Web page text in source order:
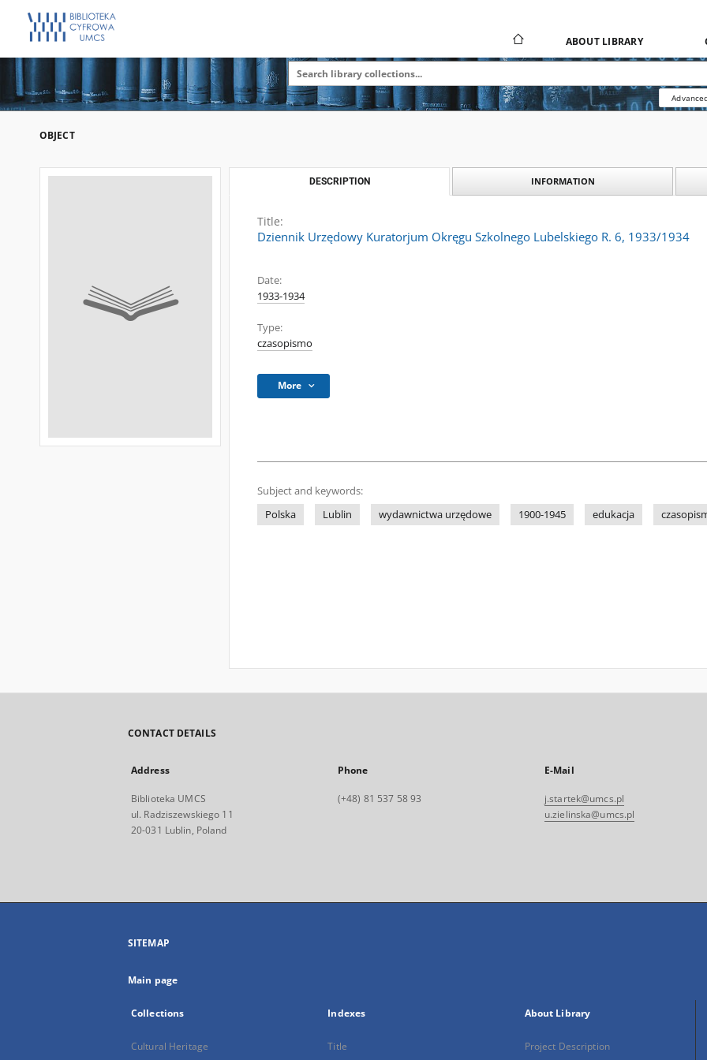
ABOUT LIBRARY
OBJECT
DESCRIPTION INFORMATION
Title:
Dziennik Urzędowy Kuratorjum Okręgu Szkolnego Lubelskiego R. 6, 1933/1934
Date:
1933-1934
Type:
czasopismo
More
Subject and keywords:
Polska
Lublin wydawnictwa urzędowe 1900-1945 edukacja
CONTACT DETAILS
Address
Biblioteka UMCS
ul. Radziszewskiego 11
20-031 Lublin, Poland
Phone
(+48) 81 537 58 93
E-Mail
j.startek@umcs.pl
u.zielinska@umcs.pl
SITEMAP
Main page
Collections
Cultural Heritage
Indexes
Title
About Library
Project Description